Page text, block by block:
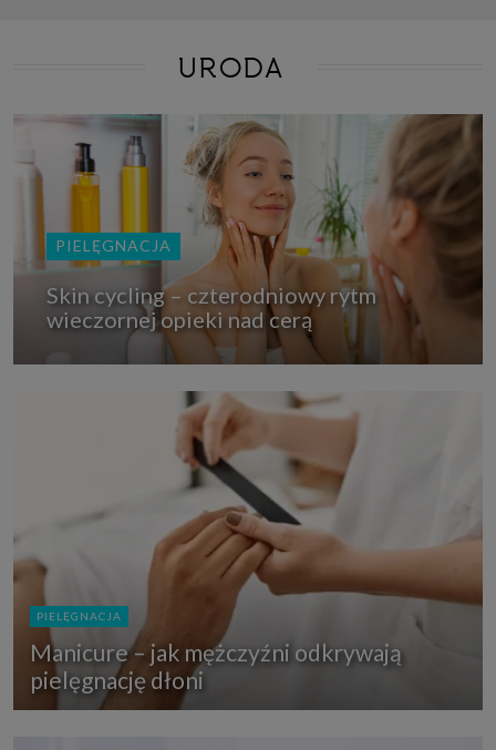
URODA
PIELĘGNACJA
Skin cycling – czterodniowy rytm
wieczornej opieki nad cerą
PIELĘGNACJA
Manicure – jak mężczyźni odkrywają
pielęgnację dłoni